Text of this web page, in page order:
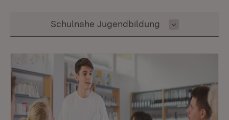
Inhalt auswählen
Schulnahe Jugendbildung